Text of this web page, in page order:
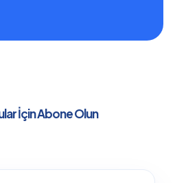
İçin Abone Olun